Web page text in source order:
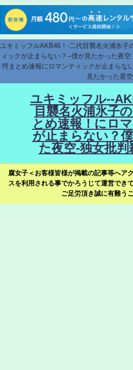
ユキミッフルAKB46！-二代目襲名火浦氷子
ィックが止まらない？--僕が見たかった夜
愕まとめ速報にロマンティックが止まらな
見たかった星
ユキミッフル--
目襲名火浦氷子
とめ速報！にロ
が止まらない？
た夜空-独女批判
腐女子＜お客様皆様が掲載の記事等へア
スを利用される事でかろうじて運営でき
ご足労頂き誠に有難う